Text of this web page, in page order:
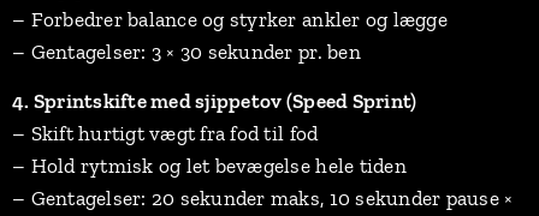
– Forbedrer balance og styrker ankler og lægge
– Gentagelser: 3 × 30 sekunder pr. ben
4. Sprintskifte med sjippetov (Speed Sprint)
– Skift hurtigt vægt fra fod til fod
– Hold rytmisk og let bevægelse hele tiden
– Gentagelser: 20 sekunder maks, 10 sekunder pause ×